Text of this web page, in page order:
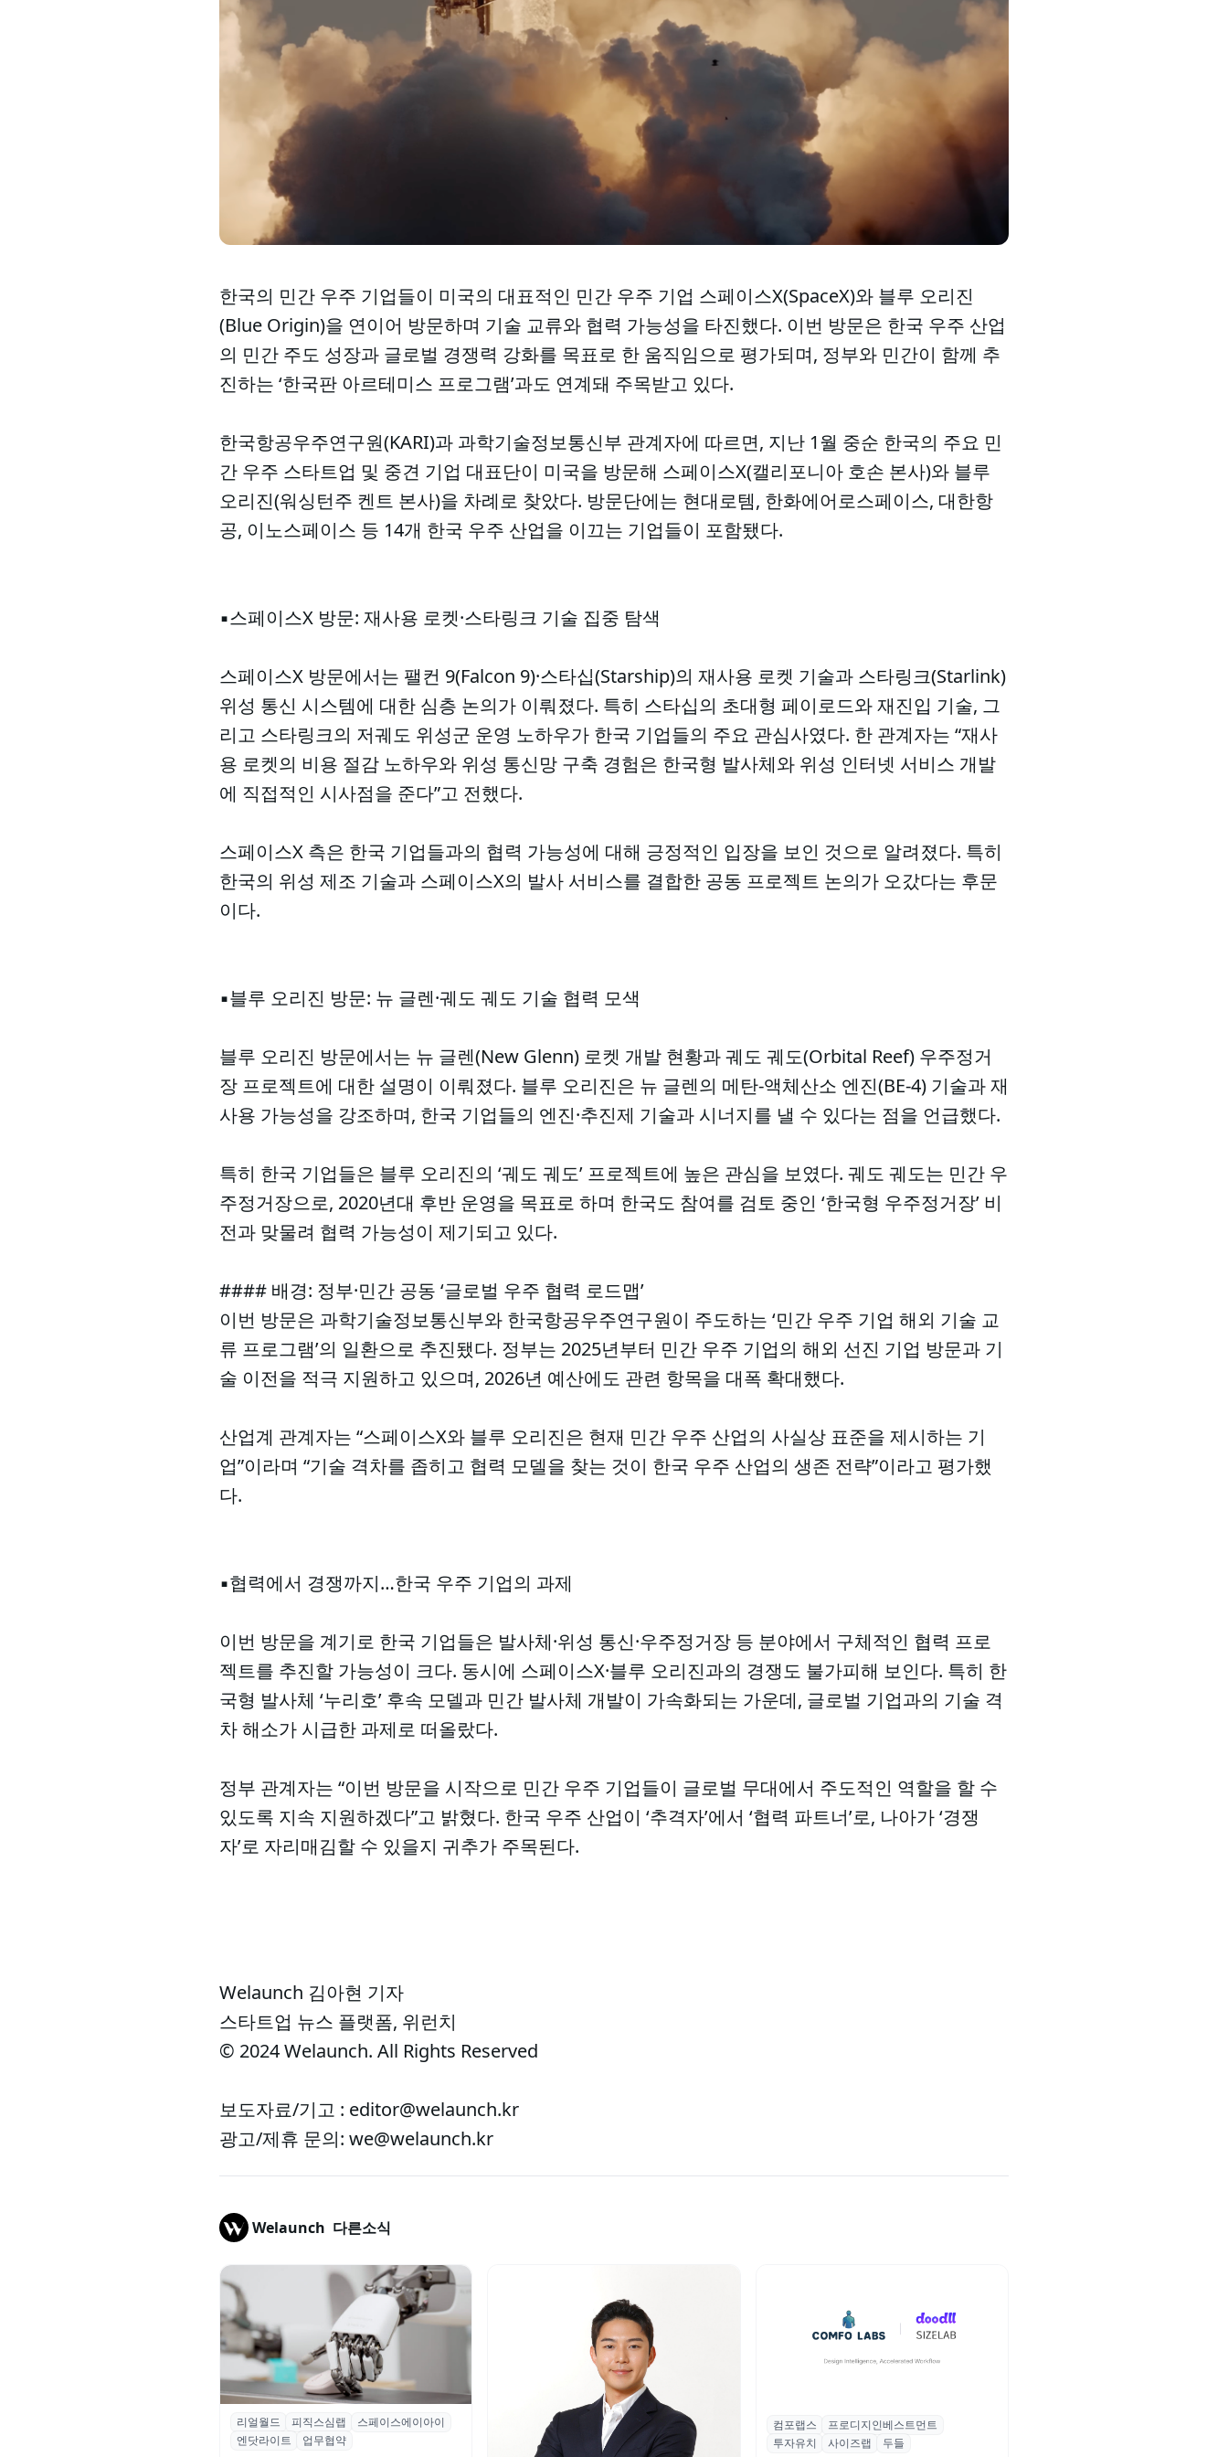
한국의 민간 우주 기업들이 미국의 대표적인 민간 우주 기업 스페이스X(SpaceX)와 블루 오리진
(Blue Origin)을 연이어 방문하며 기술 교류와 협력 가능성을 타진했다. 이번 방문은 한국 우주 산업
의 민간 주도 성장과 글로벌 경쟁력 강화를 목표로 한 움직임으로 평가되며, 정부와 민간이 함께 추
진하는 ‘한국판 아르테미스 프로그램’과도 연계돼 주목받고 있다.
한국항공우주연구원(KARI)과 과학기술정보통신부 관계자에 따르면, 지난 1월 중순 한국의 주요 민
간 우주 스타트업 및 중견 기업 대표단이 미국을 방문해 스페이스X(캘리포니아 호손 본사)와 블루
오리진(워싱턴주 켄트 본사)을 차례로 찾았다. 방문단에는 현대로템, 한화에어로스페이스, 대한항
공, 이노스페이스 등 14개 한국 우주 산업을 이끄는 기업들이 포함됐다.
▪️스페이스X 방문: 재사용 로켓·스타링크 기술 집중 탐색
스페이스X 방문에서는 팰컨 9(Falcon 9)·스타십(Starship)의 재사용 로켓 기술과 스타링크(Starlink)
위성 통신 시스템에 대한 심층 논의가 이뤄졌다. 특히 스타십의 초대형 페이로드와 재진입 기술, 그
리고 스타링크의 저궤도 위성군 운영 노하우가 한국 기업들의 주요 관심사였다. 한 관계자는 “재사
용 로켓의 비용 절감 노하우와 위성 통신망 구축 경험은 한국형 발사체와 위성 인터넷 서비스 개발
에 직접적인 시사점을 준다”고 전했다.
스페이스X 측은 한국 기업들과의 협력 가능성에 대해 긍정적인 입장을 보인 것으로 알려졌다. 특히
한국의 위성 제조 기술과 스페이스X의 발사 서비스를 결합한 공동 프로젝트 논의가 오갔다는 후문
이다.
▪️블루 오리진 방문: 뉴 글렌·궤도 궤도 기술 협력 모색
블루 오리진 방문에서는 뉴 글렌(New Glenn) 로켓 개발 현황과 궤도 궤도(Orbital Reef) 우주정거
장 프로젝트에 대한 설명이 이뤄졌다. 블루 오리진은 뉴 글렌의 메탄-액체산소 엔진(BE-4) 기술과 재
사용 가능성을 강조하며, 한국 기업들의 엔진·추진제 기술과 시너지를 낼 수 있다는 점을 언급했다.
특히 한국 기업들은 블루 오리진의 ‘궤도 궤도’ 프로젝트에 높은 관심을 보였다. 궤도 궤도는 민간 우
주정거장으로, 2020년대 후반 운영을 목표로 하며 한국도 참여를 검토 중인 ‘한국형 우주정거장’ 비
전과 맞물려 협력 가능성이 제기되고 있다.
#### 배경: 정부·민간 공동 ‘글로벌 우주 협력 로드맵’
이번 방문은 과학기술정보통신부와 한국항공우주연구원이 주도하는 ‘민간 우주 기업 해외 기술 교
류 프로그램’의 일환으로 추진됐다. 정부는 2025년부터 민간 우주 기업의 해외 선진 기업 방문과 기
술 이전을 적극 지원하고 있으며, 2026년 예산에도 관련 항목을 대폭 확대했다.
산업계 관계자는 “스페이스X와 블루 오리진은 현재 민간 우주 산업의 사실상 표준을 제시하는 기
업”이라며 “기술 격차를 좁히고 협력 모델을 찾는 것이 한국 우주 산업의 생존 전략”이라고 평가했
다.
▪️협력에서 경쟁까지…한국 우주 기업의 과제
이번 방문을 계기로 한국 기업들은 발사체·위성 통신·우주정거장 등 분야에서 구체적인 협력 프로
젝트를 추진할 가능성이 크다. 동시에 스페이스X·블루 오리진과의 경쟁도 불가피해 보인다. 특히 한
국형 발사체 ‘누리호’ 후속 모델과 민간 발사체 개발이 가속화되는 가운데, 글로벌 기업과의 기술 격
차 해소가 시급한 과제로 떠올랐다.
정부 관계자는 “이번 방문을 시작으로 민간 우주 기업들이 글로벌 무대에서 주도적인 역할을 할 수
있도록 지속 지원하겠다”고 밝혔다. 한국 우주 산업이 ‘추격자’에서 ‘협력 파트너’로, 나아가 ‘경쟁
자’로 자리매김할 수 있을지 귀추가 주목된다.
Welaunch 김아현 기자
스타트업 뉴스 플랫폼, 위런치
© 2024 Welaunch. All Rights Reserved
보도자료/기고 : editor@welaunch.kr
광고/제휴 문의: we@welaunch.kr
Welaunch 다른소식
리얼월드, 로봇테크 스타트업 3곳과 손
잡고 휴머노이드 표준 만든다
리얼월드 피직스심랩
스페이스에이아이
엔닷라이트
업무협약
컴포랩스, 프로디지인베스트먼트로부터
시드 투자 유치
컴포랩스
프로디지인베스트먼트
투자유치
사이즈랩 두들